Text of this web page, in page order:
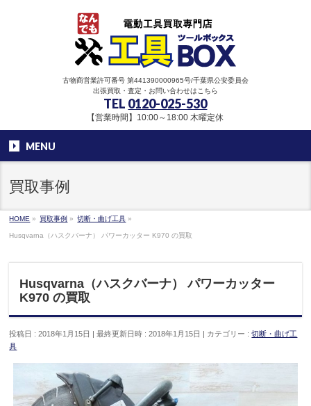
古物商営業許可番号 第441390000965号/千葉県公安委員会
出張買取・査定・お問い合わせはこちら
TEL 0120-025-530
【営業時間】10:00～18:00 木曜定休
MENU
買取事例
HOME » 買取事例 » 切断・曲げ工具 »
Husqvarna（ハスクバーナ） パワーカッター K970 の買取
Husqvarna（ハスクバーナ） パワーカッター
K970 の買取
投稿日 : 2018年1月15日 最終更新日時 : 2018年1月15日 カテゴリー :切断・曲げ工
具